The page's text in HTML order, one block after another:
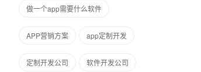
做一个app需要什么软件
APP营销方案 app定制开发
定制开发公司 软件开发公司